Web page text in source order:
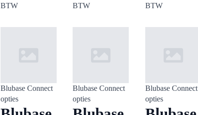
BTW
BTW
BTW
Blubase Connect
opties
Blubase Connect
opties
Blubase Connect
opties